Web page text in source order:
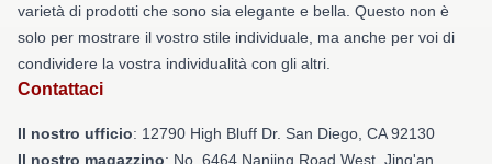
varietà di prodotti che sono sia elegante e bella. Questo non è
solo per mostrare il vostro stile individuale, ma anche per voi di
condividere la vostra individualità con gli altri.
Contattaci
Il nostro ufficio: 12790 High Bluff Dr. San Diego, CA 92130
Il nostro magazzino: No. 6464 Nanjing Road West, Jing'an